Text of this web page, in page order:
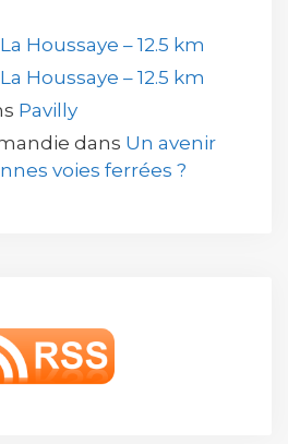
La Houssaye – 12.5 km
La Houssaye – 12.5 km
Pavilly
dans Un avenir
voies ferrées ?